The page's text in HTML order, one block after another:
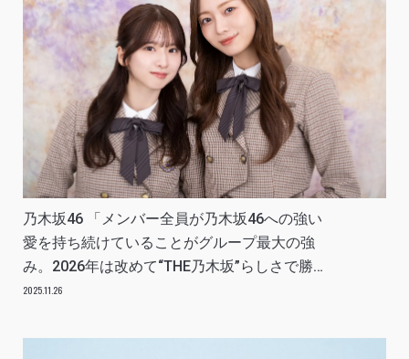
乃木坂46 「メンバー全員が乃木坂46への強い
愛を持ち続けていることがグループ最大の強
み。2026年は改めて“THE乃木坂”らしさで勝負
する1年に」INTERVIEW
2025.11.26